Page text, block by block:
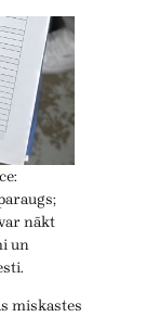
nākt
un
miskastes